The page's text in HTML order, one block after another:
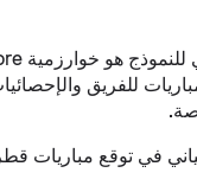
ننتجها من آخر 10 مباريات للفريق
في توقع مباريات